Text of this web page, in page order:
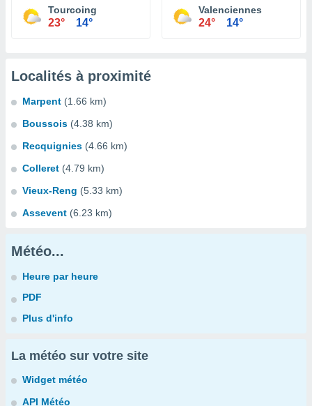
Tourcoing
23° 14°
Valenciennes
24° 14°
Localités à proximité
Marpent (1.66 km)
Boussois (4.38 km)
Recquignies (4.66 km)
Colleret (4.79 km)
Vieux-Reng (5.33 km)
Assevent (6.23 km)
Météo...
Heure par heure
PDF
Plus d'info
La météo sur votre site
Widget météo
API Météo